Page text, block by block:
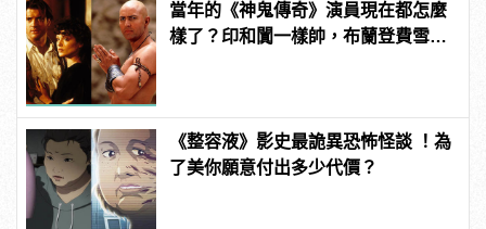
當年的《神鬼傳奇》演員現在都怎麼
樣了？印和闐一樣帥，布蘭登費雪大
《整容液》影史最詭異恐怖怪談 ！為
了美你願意付出多少代價？